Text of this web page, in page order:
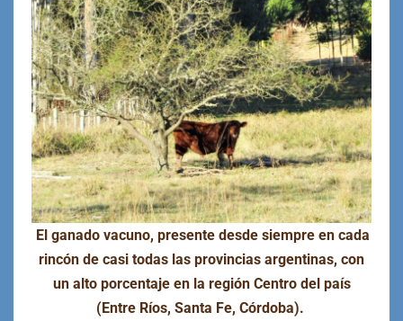
El ganado vacuno, presente desde siempre en cada
rincón de casi todas las provincias argentinas, con
un alto porcentaje en la región Centro del país
(Entre Ríos, Santa Fe, Córdoba).